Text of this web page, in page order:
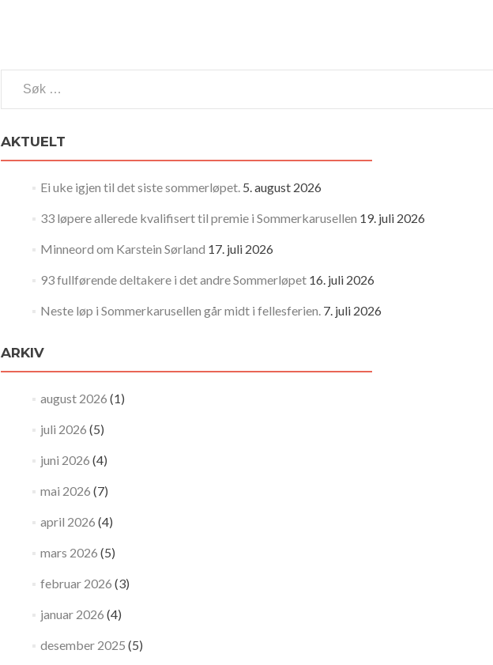
etter:
AKTUELT
Ei uke igjen til det siste sommerløpet. 5. august 2026
33 løpere allerede kvalifisert til premie i Sommerkarusellen 19. juli 2026
Minneord om Karstein Sørland 17. juli 2026
93 fullførende deltakere i det andre Sommerløpet 16. juli 2026
Neste løp i Sommerkarusellen går midt i fellesferien. 7. juli 2026
ARKIV
august 2026 (1)
juli 2026 (5)
juni 2026 (4)
mai 2026 (7)
april 2026 (4)
mars 2026 (5)
februar 2026 (3)
januar 2026 (4)
desember 2025 (5)